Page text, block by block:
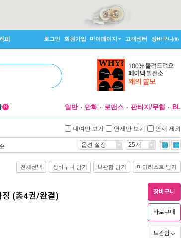
피 로그인 회원가입 마이페이지 고객센터 장바구니(0)
N 일반 만화 로맨스 판타지/무협 BL
대여만 보기 연재만 보기 연재 제외
옵션 설정 25개
전체선택 장바구니 담기 보관함 담기 마이리스트 담기
정 (총4권/완결) 장바구니
바로구매
보관함